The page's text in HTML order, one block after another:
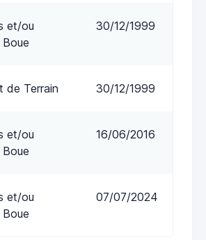
et/ou
30/12/1999
de Terrain 30/12/1999
et/ou
16/06/2016
et/ou
07/07/2024